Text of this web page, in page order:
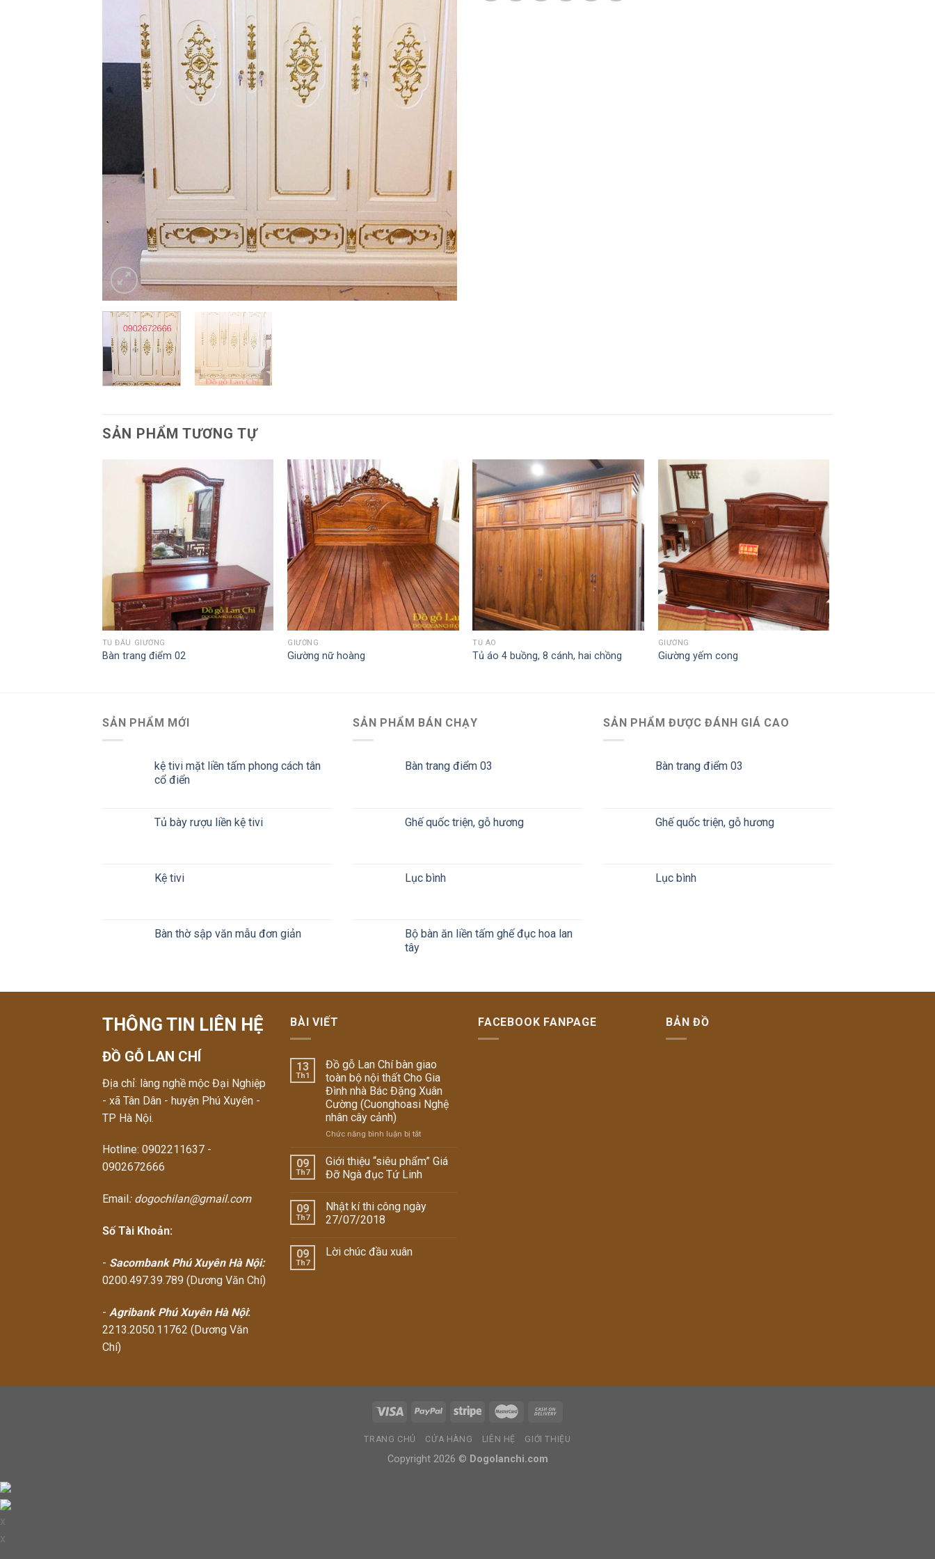
SẢN PHẨM TƯƠNG TỰ
TỦ ĐẦU GIƯỜNG
Bàn trang điểm 02
GIƯỜNG
Giường nữ hoàng
TỦ ÁO
Tủ áo 4 buồng, 8 cánh, hai chồng
GIƯỜNG
Giường yếm cong
SẢN PHẨM MỚI
kệ tivi mặt liền tấm phong cách tân
cổ điển
Tủ bày rượu liền kệ tivi
Kệ tivi
Bàn thờ sập văn mẫu đơn giản
SẢN PHẨM BÁN CHẠY
Bàn trang điểm 03
Ghế quốc triện, gỗ hương
Lục bình
Bộ bàn ăn liền tấm ghế đục hoa lan
tây
SẢN PHẨM ĐƯỢC ĐÁNH GIÁ CAO
Bàn trang điểm 03
Ghế quốc triện, gỗ hương
Lục bình
THÔNG TIN LIÊN HỆ
ĐỒ GỖ LAN CHÍ
Địa chỉ: làng nghề mộc Đại Nghiệp
- xã Tân Dân - huyện Phú Xuyên -
TP Hà Nội.
Hotline: 0902211637 -
0902672666
Email: dogochilan@gmail.com
Số Tài Khoản:
- Sacombank Phú Xuyên Hà Nội:
0200.497.39.789 (Dương Văn Chí)
- Agribank Phú Xuyên Hà Nội:
2213.2050.11762 (Dương Văn
Chí)
BÀI VIẾT
13
Th1
Đồ gỗ Lan Chí bàn giao
toàn bộ nội thất Cho Gia
Đình nhà Bác Đặng Xuân
Cường (Cuonghoasi Nghệ
nhân cây cảnh)
Chức năng bình luận bị tắt
gỗ
giao
cảnh)
09
Th7
Giới thiệu “siêu phẩm” Giá
Đỡ Ngà đục Tứ Linh
09
Th7
Nhật kí thi công ngày
27/07/2018
09
Th7
Lời chúc đầu xuân
FACEBOOK FANPAGE BẢN ĐỒ
TRANG CHỦ CỬA HÀNG LIÊN HỆ GIỚI THIỆU
Copyright 2026 © Dogolanchi.com
x
x